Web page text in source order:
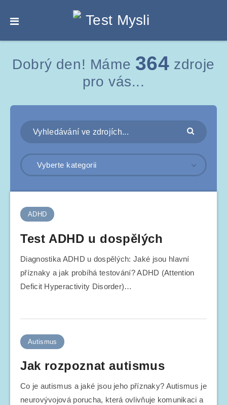
Dobrý den! Máme 364 zdroje
pro vás...
Vyberte kategorii
ADHD
Test ADHD u dospělých
Diagnostika ADHD u dospělých: Jaké jsou hlavní
příznaky a jak probíhá testování? ADHD (Attention
Deficit Hyperactivity Disorder)…
Autismus
Jak rozpoznat autismus
Co je autismus a jaké jsou jeho příznaky? Autismus je
neurovývojová porucha, která ovlivňuje komunikaci a